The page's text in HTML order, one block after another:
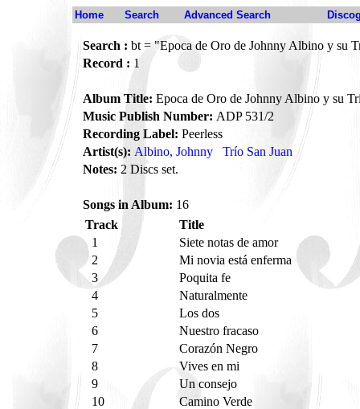
Home Search Advanced Search
Search : bt = "Epoca de Oro de Johnny Albino y su
Record : 1
Album Title: Epoca de Oro de Johnny Albino y su
Music Publish Number: ADP 531/2
Recording Label: Peerless
Artist(s): Albino, Johnny
Trío San Juan
Notes: 2 Discs set.
Songs in Album: 16
Track
Title
1
Siete notas de amor
2
Mi novia está enferma
3
Poquita fe
4
Naturalmente
5
Los dos
6
Nuestro fracaso
7
Corazón Negro
8
Vives en mi
9
Un consejo
10
Camino Verde